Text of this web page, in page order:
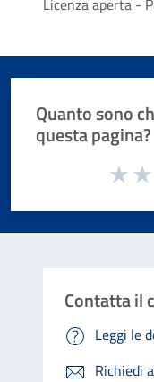
Quanto sono
questa pagina?
Valuta da 1 a 5 stelle
Contatta il
Leggi le
Richiedi